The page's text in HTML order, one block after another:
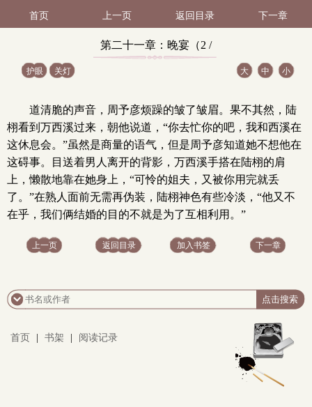
首页 上一页 返回目录 下一章
第二十一章：晚宴（2 /
护眼 关灯 大 中 小
道清脆的声音，周予彦烦躁的皱了皱眉。果不其然，陆
栩看到万西溪过来，朝他说道，“你去忙你的吧，我和西溪在
这休息会。”虽然是商量的语气，但是周予彦知道她不想他在
这碍事。目送着男人离开的背影，万西溪手搭在陆栩的肩
上，懒散地靠在她身上，“可怜的姐夫，又被你用完就丢
了。”在熟人面前无需再伪装，陆栩神色有些冷淡，“他又不
在乎，我们俩结婚的目的不就是为了互相利用。”
上一页 返回目录 加入书签 下一章
首页 书架 阅读记录